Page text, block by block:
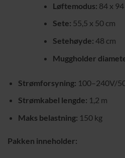
Løftemodus: 84 x
Sete: 55,5 x 50 cm
Setehøyde: 48 cm
Muggholder
Strømforsyning: 100–240V/
Strømkabel lengde: 1,2 m
Maks belastning: 150 kg
Pakken inneholder: